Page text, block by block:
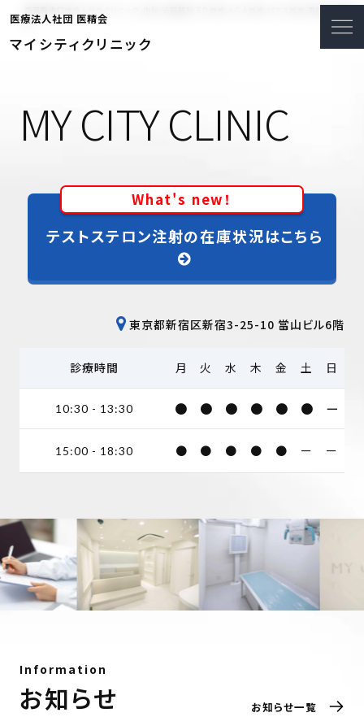
来
医療法人社団 医精会
マイシティクリニック
MY CITYCLINIC
What's new！
テストステロン注射の在庫状況はこちら
東京都新宿区新宿3-25-10 當山ビル6階
診療時間 月 火 水 木 金 土 日
10:30 - 13:30 ● ● ● ● ● ● ー
15:00 - 18:30 ● ● ● ● ● ー ー
Information
お知らせ お知らせ一覧